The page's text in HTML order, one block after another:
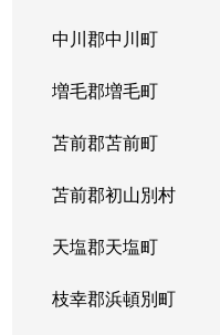
中川郡中川町
増毛郡増毛町
苫前郡苫前町
苫前郡初山別村
天塩郡天塩町
枝幸郡浜頓別町